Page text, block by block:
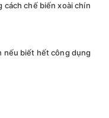
cách chế biến xoài chín
nếu biết hết công dụng